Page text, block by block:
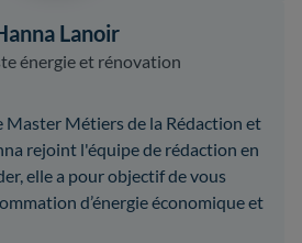
Lanoir
énergie et rénovation
Master Métiers de la Rédaction et
rejoint l'équipe de rédaction en
elle a pour objectif de vous
d’énergie économique et